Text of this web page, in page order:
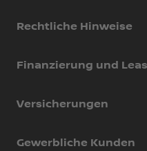
Rechtliche Hinweise
Finanzierung und
Versicherungen
Gewerbliche Kunden